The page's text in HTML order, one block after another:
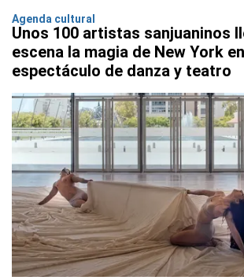
Agenda cultural
Unos 100 artistas sanjuaninos
escena la magia de New York
espectáculo de danza y teatro